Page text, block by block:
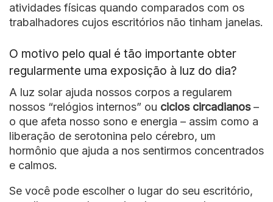
atividades físicas quando comparados com os
trabalhadores cujos escritórios não tinham janelas.
O motivo pelo qual é tão importante obter
regularmente uma exposição à luz do dia?
A luz solar ajuda nossos corpos a regularem
nossos “relógios internos” ou ciclos circadianos–
o que afeta nosso sono e energia – assim como a
liberação de serotonina pelo cérebro, um
hormônio que ajuda a nos sentirmos concentrados
e calmos.
Se você pode escolher o lugar do seu escritório,